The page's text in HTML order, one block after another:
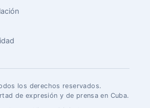
los derechos reservados.
de expresión y de prensa en Cuba.